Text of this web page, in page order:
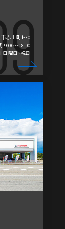
赤土町ト80
9:00～18:00
日曜日・祝日